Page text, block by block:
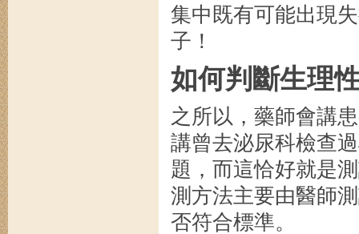
集中既有可能出現
子！
如何判斷生理
之所以，藥師會講
講曾去泌尿科檢查
題，而這恰好就是
測方法主要由醫師
否符合標準。